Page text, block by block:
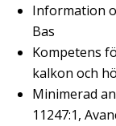
Information
Bas
Kompetens
kalkon och
Minimerad
11247:1,